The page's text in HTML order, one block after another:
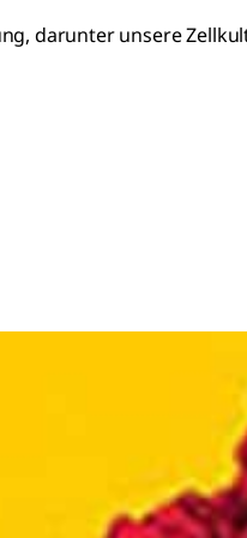
darunter unsere